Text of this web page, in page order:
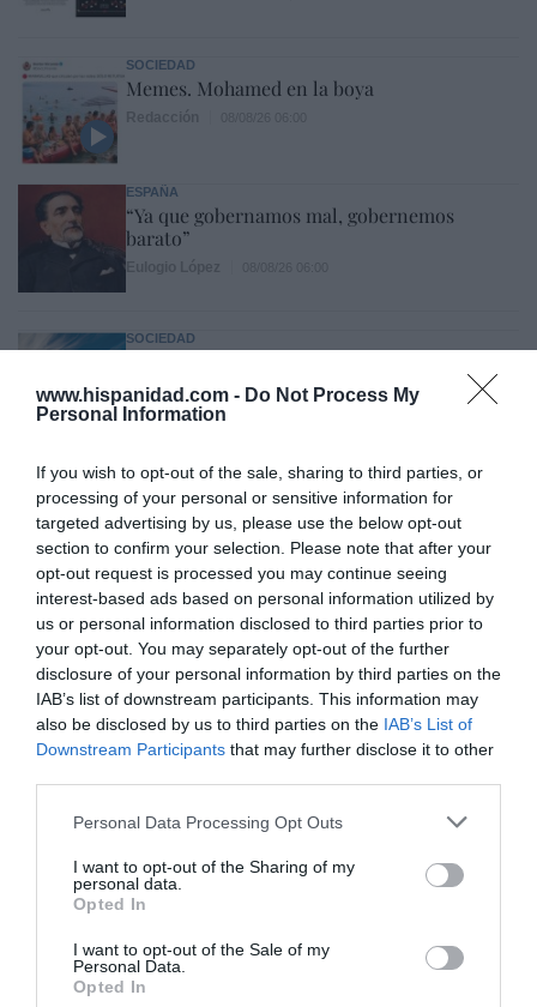
www.hispanidad.com - Do Not Process My
Personal Information
If you wish to opt-out of the sale, sharing to third parties, or
processing of your personal or sensitive information for
targeted advertising by us, please use the below opt-out
section to confirm your selection. Please note that after your
opt-out request is processed you may continue seeing
interest-based ads based on personal information utilized by
us or personal information disclosed to third parties prior to
your opt-out. You may separately opt-out of the further
disclosure of your personal information by third parties on the
IAB’s list of downstream participants. This information may
also be disclosed by us to third parties on the IAB’s List of
Downstream Participants that may further disclose it to other
Personal Data Processing Opt Outs
I want to opt-out of the Sharing of my
personal data.
Opted In
I want to opt-out of the Sale of my
Personal Data.
Opted In
SOCIEDAD
Memes. Mohamed en la boya
ESPAÑA
“Ya que gobernamos mal, gobernemos
barato”
SOCIEDAD
“biopolítica”, sino espiritual... y la ganará la
Virgen
SOCIEDAD
Eslovaquia no admite el gaymonio...
bendecido en otros miembros de la Unión
Europea
Eulogio López 08/08/26 06:00
ECONOMÍA
Seamos más responsables: no siempre el
banco tiene la culpa
Eulogio López 08/08/26 06:00
INTERNACIONAL
católica del Japón
Marcelo Gullo: “El trabajo de desmitificar la
historia, de poner la verdadera, de